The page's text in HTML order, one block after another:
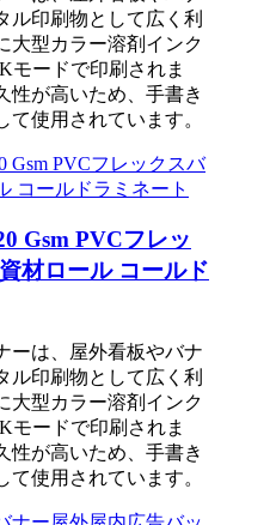
ル印刷物として広く利
大型カラー溶剤インク
モードで印刷されま
性が高いため、手書き
て使用されています。
Gsm PVCフレッ
材ロール コールド
ーは、屋外看板やバナ
ル印刷物として広く利
大型カラー溶剤インク
モードで印刷されま
性が高いため、手書き
て使用されています。